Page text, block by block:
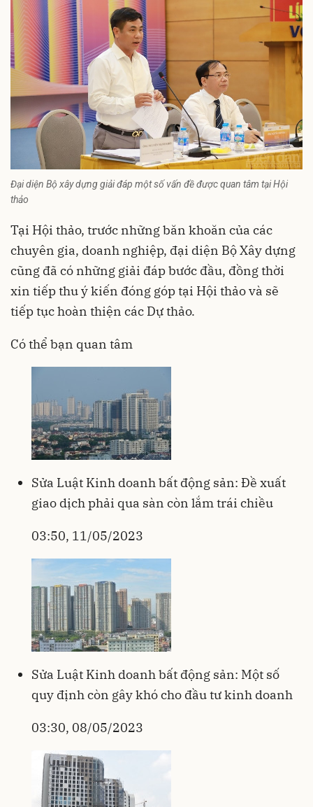
Đại diện Bộ xây dựng giải đáp một số vấn đề được quan tâm tại Hội
thảo
Tại Hội thảo, trước những băn khoăn của các
chuyên gia, doanh nghiệp, đại diện Bộ Xây dựng
cũng đã có những giải đáp bước đầu, đồng thời
xin tiếp thu ý kiến đóng góp tại Hội thảo và sẽ
tiếp tục hoàn thiện các Dự thảo.
Có thể bạn quan tâm
Sửa Luật Kinh doanh bất động sản: Đề xuất
giao dịch phải qua sàn còn lắm trái chiều
03:50, 11/05/2023
Sửa Luật Kinh doanh bất động sản: Một số
quy định còn gây khó cho đầu tư kinh doanh
03:30, 08/05/2023